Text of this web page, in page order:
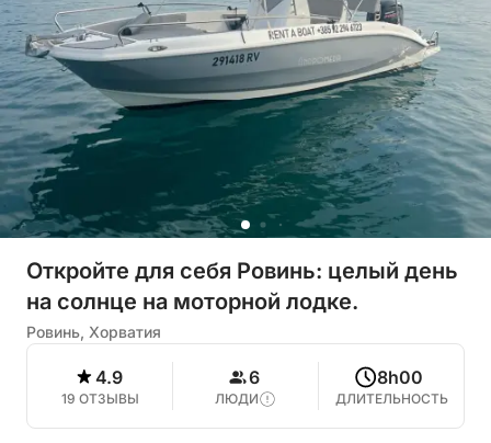
Откройте для себя Ровинь: целый день
на солнце на моторной лодке.
Ровинь, Хорватия
4.9
19 ОТЗЫВЫ
6
ЛЮДИ
8h00
ДЛИТЕЛЬНОСТЬ